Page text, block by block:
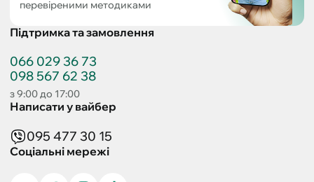
перевіреними методиками
Підтримка та замовлення
066 029 36 73
098 567 62 38
з 9:00 до 17:00
Написати у вайбер
095 477 30 15
Соціальні мережі